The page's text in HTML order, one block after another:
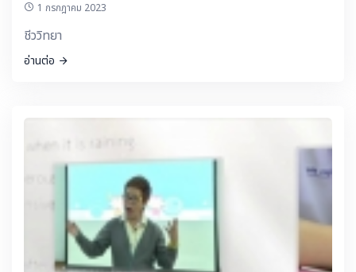
1 กรกฎาคม 2023
ชีววิทยา
อ่านต่อ